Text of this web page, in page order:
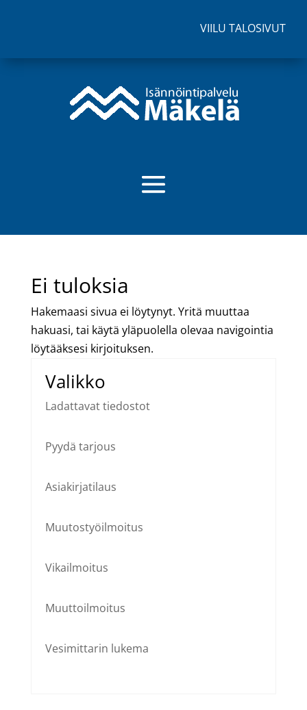
VIILU TALOSIVUT
Ei tuloksia
Hakemaasi sivua ei löytynyt. Yritä muuttaa
hakuasi, tai käytä yläpuolella olevaa navigointia
löytääksesi kirjoituksen.
Valikko
Ladattavat tiedostot
Pyydä tarjous
Asiakirjatilaus
Muutostyöilmoitus
Vikailmoitus
Muuttoilmoitus
Vesimittarin lukema